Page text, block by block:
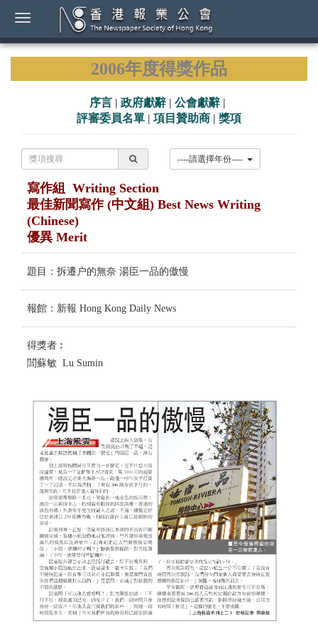
2006年度得獎作品
序言 | 政府獻辭 | 公會獻辭 |
評審委員名單 | 項目贊助商 | 獎項
寫作組 Writing Section
最佳新聞寫作 (中文組) Best News Writing
(Chinese)
優異 Merit
題目：拆遷户的無奈 湯臣一品的傲慢
報館：新報 Hong Kong Daily News
得獎者︰
閭蘇敏 Lu Sumin